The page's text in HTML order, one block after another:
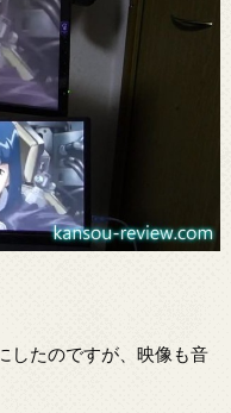
したのですが、映像も音